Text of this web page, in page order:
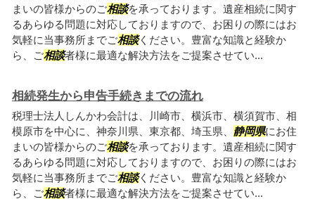
まいの皆様からのご相談を承っております。遺産相続に関す
るあらゆる問題に対応しておりますので、お困りの際にはお
気軽に当事務所までご相談ください。豊富な知識と経験か
ら、ご相談者様に最適な解決方法をご提案させてい...
相続発生から申告手続きまでの流れ
税理士法人しんかわ会計は、川崎市、横浜市、横須賀市、相
模原市を中心に、神奈川県、東京都、埼玉県、 静岡県にお住
まいの皆様からのご相談を承っております。遺産相続に関す
るあらゆる問題に対応しておりますので、お困りの際にはお
気軽に当事務所までご相談ください。豊富な知識と経験か
ら、ご相談者様に最適な解決方法をご提案させてい...